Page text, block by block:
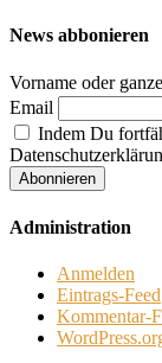
News abbonieren
Vorname oder
Email
Indem Du
Administration
Anmelden
Eintrags-Feed
Kommentar-